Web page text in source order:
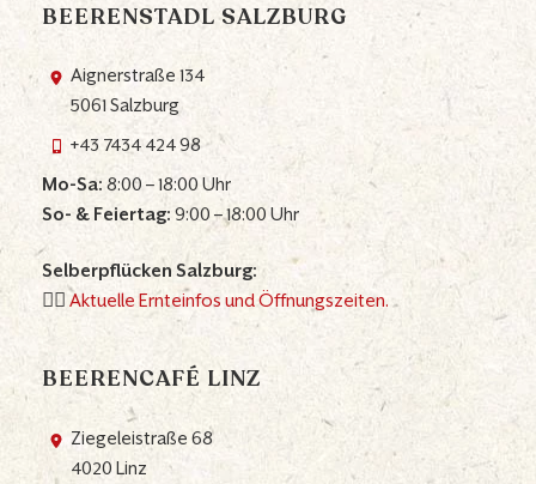
BEERENSTADL SALZBURG
Aignerstraße 134
5061 Salzburg
+43 7434 424 98
Mo-Sa:8:00 – 18:00 Uhr
So- & Feiertag:9:00 – 18:00 Uhr
Selberpflücken Salzburg:
👉🏼Aktuelle Ernteinfos und Öffnungszeiten.
BEERENCAFÉ LINZ
Ziegeleistraße 68
4020 Linz